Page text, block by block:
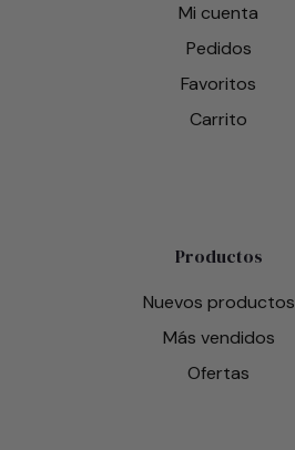
Mi cuenta
Pedidos
Favoritos
Carrito
Productos
Nuevos productos
Más vendidos
Ofertas